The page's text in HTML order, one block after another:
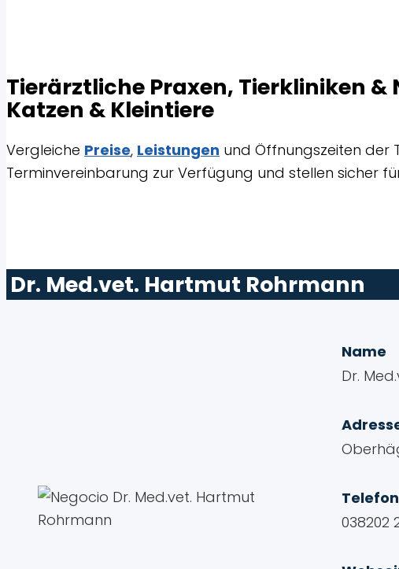
Tierärztliche Praxen, Tierkliniken
Katzen & Kleintiere
Vergleiche Preise, Leistungen und Öffnungszeiten der
Terminvereinbarung zur Verfügung und stellen sicher
Dr. Med.vet. Hartmut Rohrmann
Name
Dr.
Telefon
038202